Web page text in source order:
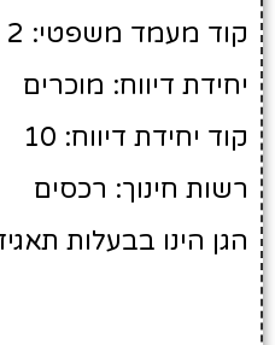
קוד מעמד משפטי: 2
יחידת דיווח: מוכרים
קוד יחידת דיווח: 10
רשות חינוך: רכסים
הגן הינו בבעלות תאגיד